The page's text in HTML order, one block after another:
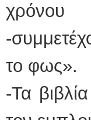
χρόνου
-
το φως».
-Τα